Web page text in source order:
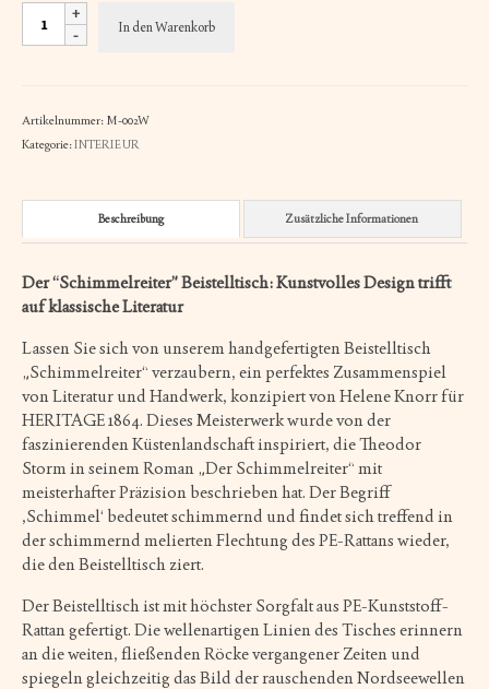
Beistelltisch
SCHIMMELREITERIn den Warenkorb
Artikelnummer: M-002W
Kategorie:INTERIEUR
Beschreibung Zusätzliche Informationen
Der “Schimmelreiter” Beistelltisch: Kunstvolles Design trifft
auf klassische Literatur
Lassen Sie sich von unserem handgefertigten Beistelltisch
„Schimmelreiter“ verzaubern, ein perfektes Zusammenspiel
von Literatur und Handwerk, konzipiert von Helene Knorr für
HERITAGE 1864. Dieses Meisterwerk wurde von der
faszinierenden Küstenlandschaft inspiriert, die Theodor
Storm in seinem Roman „Der Schimmelreiter“ mit
meisterhafter Präzision beschrieben hat. Der Begriff
‚Schimmel‘ bedeutet schimmernd und findet sich treffend in
der schimmernd melierten Flechtung des PE-Rattans wieder,
die den Beistelltisch ziert.
Der Beistelltisch ist mit höchster Sorgfalt aus PE-Kunststoff-
Rattan gefertigt. Die wellenartigen Linien des Tisches erinnern
an die weiten, fließenden Röcke vergangener Zeiten und
spiegeln gleichzeitig das Bild der rauschenden Nordseewellen